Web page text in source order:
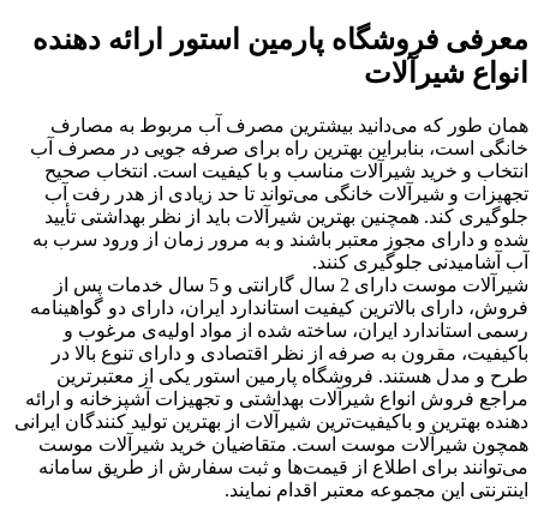
معرفی فروشگاه پارمین استور ارائه دهنده
انواع شیرآلات
همان طور که می‌دانید بیشترین مصرف آب مربوط به مصارف
خانگی است، بنابراین بهترین راه برای صرفه جویی در مصرف آب
انتخاب و خرید شیرآلات مناسب و با کیفیت است. انتخاب صحیح
تجهیزات و شیرآلات خانگی می‌تواند تا حد زیادی از هدر رفت آب
جلوگیری کند. همچنین بهترین شیرآلات باید از نظر بهداشتی تأیید
شده و دارای مجوز معتبر باشند و به مرور زمان از ورود سرب به
آب آشامیدنی جلوگیری کنند.
شیرآلات موست دارای 2 سال گارانتی و 5 سال خدمات پس از
فروش، دارای بالاترین کیفیت استاندارد ایران، دارای دو گواهینامه
رسمی استاندارد ایران، ساخته شده از مواد اولیه‌ی مرغوب و
باکیفیت، مقرون به صرفه از نظر اقتصادی و دارای تنوع بالا در
طرح و مدل هستند. فروشگاه پارمین استور یکی از معتبرترین
مراجع فروش انواع شیرآلات بهداشتی و تجهیزات آشپزخانه و ارائه
دهنده بهترین و باکیفیت‌ترین شیرآلات از بهترین تولید کنندگان ایرانی
همچون شیرآلات موست است. متقاضیان خرید شیرآلات موست
می‌توانند برای اطلاع از قیمت‌ها و ثبت سفارش از طریق سامانه
اینترنتی این مجموعه معتبر اقدام نمایند.